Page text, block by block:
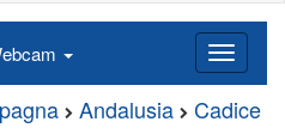
Andalusia Cadice